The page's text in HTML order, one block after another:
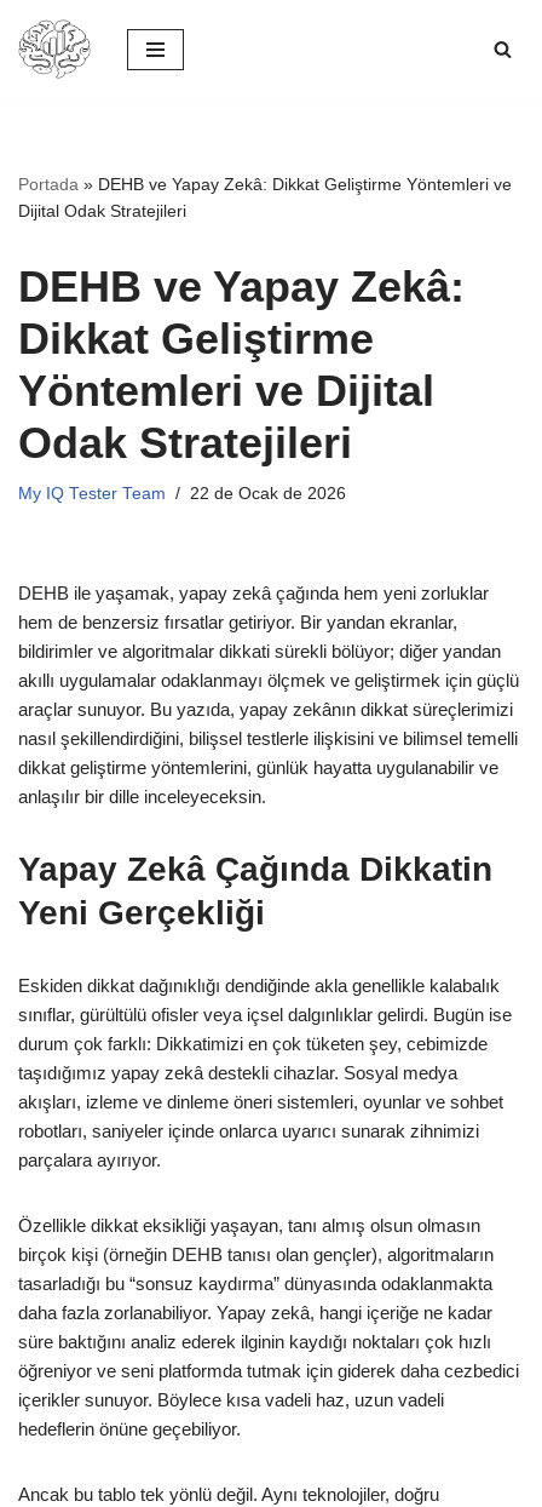
İçeriğe
Portada » DEHB ve Yapay Zekâ: Dikkat Geliştirme Yöntemleri ve
Dijital Odak Stratejileri
DEHB ve Yapay Zekâ:
Dikkat Geliştirme
Yöntemleri ve Dijital
Odak Stratejileri
My IQ Tester Team 22 de Ocak de 2026
DEHB ile yaşamak, yapay zekâ çağında hem yeni zorluklar
hem de benzersiz fırsatlar getiriyor. Bir yandan ekranlar,
bildirimler ve algoritmalar dikkati sürekli bölüyor; diğer yandan
akıllı uygulamalar odaklanmayı ölçmek ve geliştirmek için güçlü
araçlar sunuyor. Bu yazıda, yapay zekânın dikkat süreçlerimizi
nasıl şekillendirdiğini, bilişsel testlerle ilişkisini ve bilimsel temelli
dikkat geliştirme yöntemlerini, günlük hayatta uygulanabilir ve
anlaşılır bir dille inceleyeceksin.
Yapay Zekâ Çağında Dikkatin
Yeni Gerçekliği
Eskiden dikkat dağınıklığı dendiğinde akla genellikle kalabalık
sınıflar, gürültülü ofisler veya içsel dalgınlıklar gelirdi. Bugün ise
durum çok farklı: Dikkatimizi en çok tüketen şey, cebimizde
taşıdığımız yapay zekâ destekli cihazlar. Sosyal medya
akışları, izleme ve dinleme öneri sistemleri, oyunlar ve sohbet
robotları, saniyeler içinde onlarca uyarıcı sunarak zihnimizi
parçalara ayırıyor.
Özellikle dikkat eksikliği yaşayan, tanı almış olsun olmasın
birçok kişi (örneğin DEHB tanısı olan gençler), algoritmaların
tasarladığı bu “sonsuz kaydırma” dünyasında odaklanmakta
daha fazla zorlanabiliyor. Yapay zekâ, hangi içeriğe ne kadar
süre baktığını analiz ederek ilginin kaydığı noktaları çok hızlı
öğreniyor ve seni platformda tutmak için giderek daha cezbedici
içerikler sunuyor. Böylece kısa vadeli haz, uzun vadeli
hedeflerin önüne geçebiliyor.
Ancak bu tablo tek yönlü değil. Aynı teknolojiler, doğru